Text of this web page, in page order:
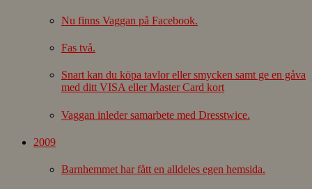
Nu finns Vaggan på Facebook.
Fas två.
Snart kan du köpa tavlor eller smycken samt ge en gåva
med ditt VISA eller Master Card kort
Vaggan inleder samarbete med Dresstwice.
2009
Barnhemmet har fått en alldeles egen hemsida.